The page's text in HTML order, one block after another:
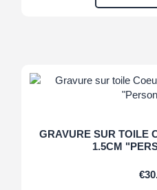
GRAVURE SUR TOILE
1.5CM
€